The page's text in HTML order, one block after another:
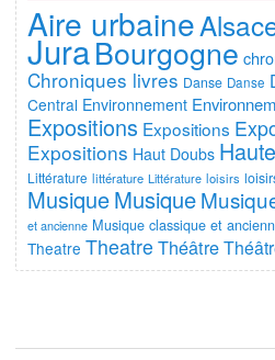
Aire urbaine
JuraBourgogne
Chroniques livres Danse Danse
Central Environnement
Expositions Expositions
Expositions Haut Doubs
Littérature littérature Littérature loisirs
MusiqueMusique
et ancienne Musique classique et
Theatre Theatre Théâtre